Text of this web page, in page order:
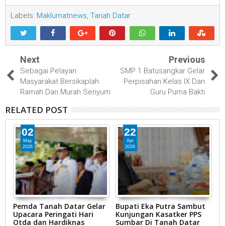
Labels: Maklumatnews, Tanah Datar
Next
Sebagai Pelayan
Masyarakat Bersikaplah
Ramah Dan Murah Senyum
Previous
SMP 1 Batusangkar Gelar
Perpisahan Kelas IX Dan
Guru Purna Bakti
RELATED POST
02
May
2026
Pemda Tanah Datar Gelar
Upacara Peringati Hari
Otda dan Hardiknas
22
Apr
2026
Bupati Eka Putra Sambut
Kunjungan Kasatker PPS
Sumbar Di Tanah Datar